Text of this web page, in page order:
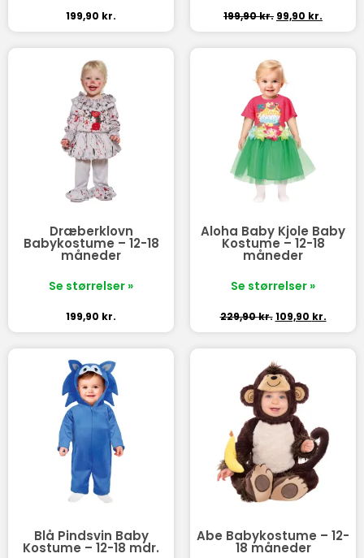
199,90 kr. 199,90kr. 99,90 kr.
Dræberklovn
Babykostume – 12-18
måneder
Se størrelser »
199,90 kr.
Aloha Baby Kjole Baby
Kostume – 12-18
måneder
Se størrelser »
229,90kr. 109,90 kr.
Blå Pindsvin Baby
Kostume – 12-18 mdr.
Abe Babykostume – 12-
18 måneder